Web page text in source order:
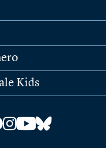
Kids